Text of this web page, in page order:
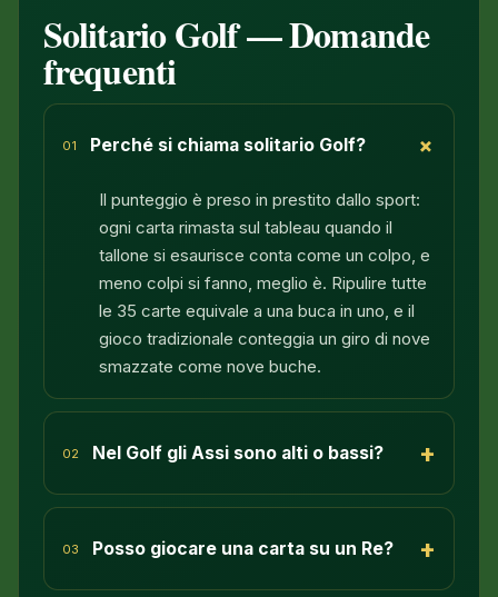
Solitario Golf — Domande
frequenti
01 Perché si chiama solitario Golf? +
Il punteggio è preso in prestito dallo sport:
ogni carta rimasta sul tableau quando il
tallone si esaurisce conta come un colpo, e
meno colpi si fanno, meglio è. Ripulire tutte
le 35 carte equivale a una buca in uno, e il
gioco tradizionale conteggia un giro di nove
smazzate come nove buche.
02 Nel Golf gli Assi sono alti o bassi? +
03 Posso giocare una carta su un Re? +